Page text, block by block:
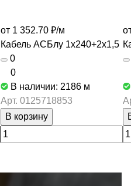
от 1 352.70 ₽/м
Кабель АСБлу 1х240+2х1,5
0
0
В наличии: 2186 м
Арт. 0125718853
В корзину